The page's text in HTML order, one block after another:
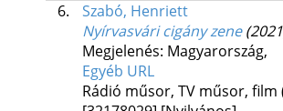
6.
Szabó, Henriett
Nyírvasvári cigány zene
Megjelenés: Magyarország,
Egyéb URL
Rádió műsor, TV műsor,